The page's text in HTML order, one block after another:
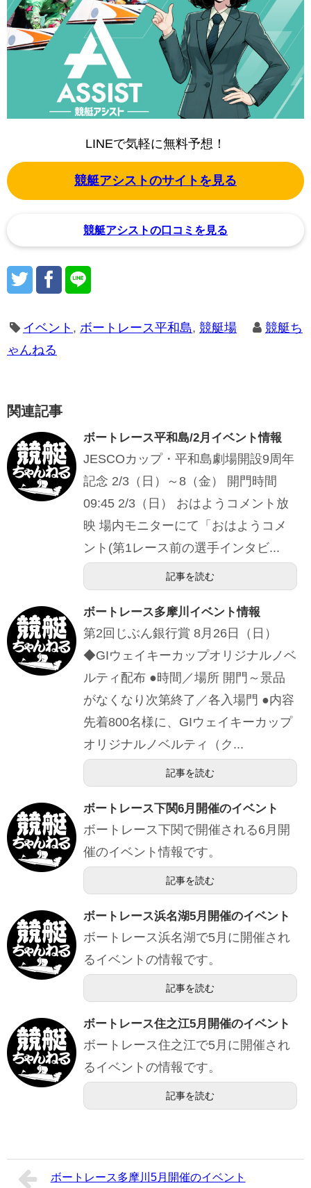
LINEで気軽に無料予想！
競艇アシストのサイトを見る
競艇アシストの口コミを見る
イベント , ボートレース平和島,競艇場
競艇ち
ゃんねる
関連記事
ボートレース平和島/2月イベント情報
JESCOカップ・平和島劇場開設9周年
記念 2/3（日）～8（金） 開門時間
09:45 2/3（日） おはようコメント放
映 場内モニターにて「おはようコメ
ント(第1レース前の選手インタビ...
記事を読む
ボートレース多摩川イベント情報
第2回じぶん銀行賞 8月26日（日）
◆GIウェイキーカップオリジナルノベ
ルティ配布 ●時間／場所 開門～景品
がなくなり次第終了／各入場門 ●内容
先着800名様に、GIウェイキーカップ
オリジナルノベルティ（ク...
記事を読む
ボートレース下関6月開催のイベント
ボートレース下関で開催される6月開
催のイベント情報です。
記事を読む
ボートレース浜名湖5月開催のイベント
ボートレース浜名湖で5月に開催され
るイベントの情報です。
記事を読む
ボートレース住之江5月開催のイベント
ボートレース住之江で5月に開催され
るイベントの情報です。
記事を読む
ボートレース多摩川5月開催のイベント